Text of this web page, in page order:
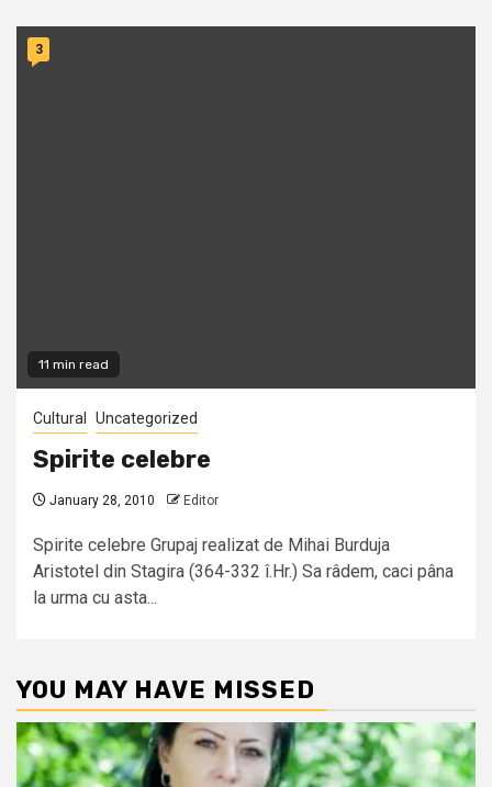
11 min read
3
Cultural Uncategorized
Spirite celebre
January 28, 2010 Editor
Spirite celebre Grupaj realizat de Mihai Burduja
Aristotel din Stagira (364-332 î.Hr.) Sa râdem, caci pâna
la urma cu asta...
YOU MAY HAVE MISSED